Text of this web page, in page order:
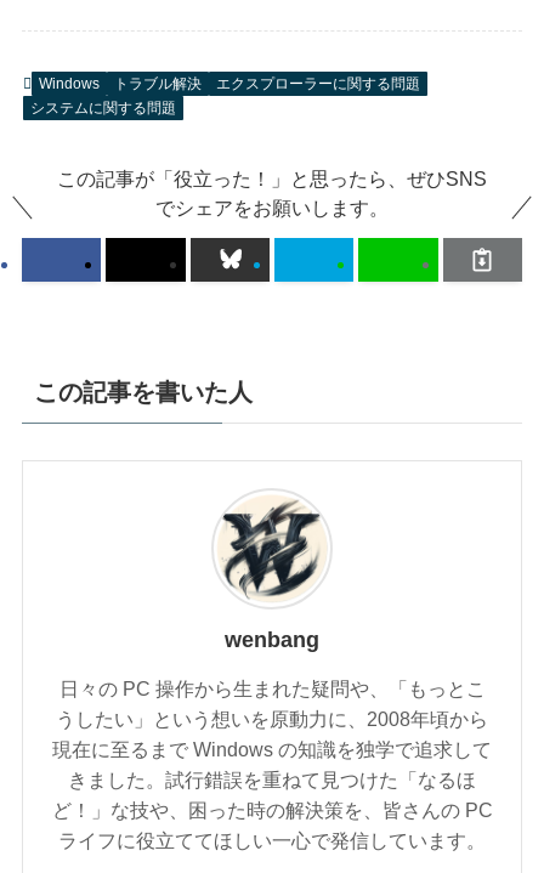
Windows トラブル解決
エクスプローラーに関する問題
システムに関する問題
この記事が「役立った！」と思ったら、ぜひSNS
でシェアをお願いします。
この記事を書いた人
wenbang
日々の PC 操作から生まれた疑問や、「もっとこ
うしたい」という想いを原動力に、2008年頃から
現在に至るまで Windows の知識を独学で追求して
きました。試行錯誤を重ねて見つけた「なるほ
ど！」な技や、困った時の解決策を、皆さんの PC
ライフに役立ててほしい一心で発信しています。